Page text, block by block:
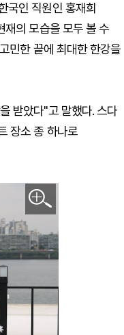
국인 직원인 홍재희
재의 모습을 모두 볼 수
민한 끝에 최대한 한강을
받았다"고 말했다. 스다
장소 종 하나로